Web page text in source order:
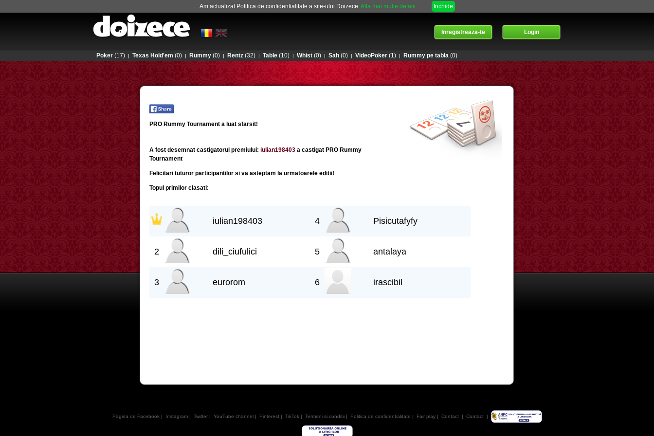
Am actualizat Politica de confidentialitate a site-ului Doizece.Afla mai multe detalii Inchide
Login
Inregistreaza-te
Poker (17) | Texas Hold'em (0) | Rummy (0) | Rentz (32) | Table (10) | Whist (0) | Sah (0) | VideoPoker (1) | Rummy pe tabla (0)
PRO Rummy Tournament a luat sfarsit!
A fost desemnat castigatorul premiului: iulian198403 a castigat PRO Rummy
Tournament
Felicitari tuturor participantilor si va asteptam la urmatoarele editii!
Topul primilor clasati:
iulian198403 4 Pisicutafyfy
2 dili_ciufulici 5 antalaya
3 eurorom 6 irascibil
Pagina de Facebook| Instagram| Twitter| YouTube channel| Pinterest| TikTok| Termeni si conditii| Politica de confidentialitate | Fair play| Contact| Contact|